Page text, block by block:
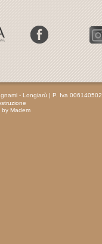
- Longiarù | P. Iva
by Madem